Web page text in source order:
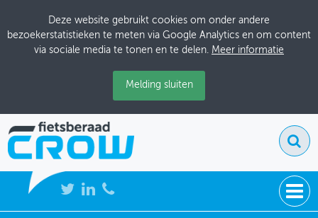
Deze website gebruikt cookies om onder andere
bezoekerstatistieken te meten via Google Analytics en om content
via sociale media te tonen en te delen. Meer informatie
Melding sluiten